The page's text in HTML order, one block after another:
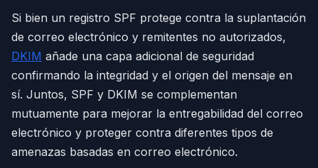
Si bien un registro SPF protege contra la suplantación
de correo electrónico y remitentes no autorizados,
DKIM añade una capa adicional de seguridad
confirmando la integridad y el origen del mensaje en
sí. Juntos, SPF y DKIM se complementan
mutuamente para mejorar la entregabilidad del correo
electrónico y proteger contra diferentes tipos de
amenazas basadas en correo electrónico.